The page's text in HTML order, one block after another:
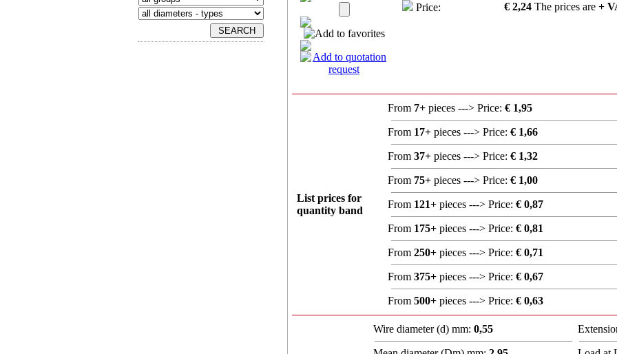
Price:
€ 2,24 The prices are +
List prices for
quantity band
From 7+ pieces ---> Price: € 1,95
From 17+ pieces ---> Price: € 1,66
From 37+ pieces ---> Price: € 1,32
From 75+ pieces ---> Price: € 1,00
From 121+ pieces ---> Price: € 0,87
From 175+ pieces ---> Price: € 0,81
From 250+ pieces ---> Price: € 0,71
From 375+ pieces ---> Price: € 0,67
From 500+ pieces ---> Price: € 0,63
Wire diameter (d) mm: 0,55